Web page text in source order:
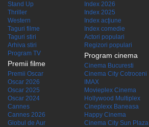
Stand Up
Thriller
Western
Taguri filme
Taguri stiri
Arhiva stiri
Program TV
Premii filme
Premii Oscar
Oscar 2026
Oscar 2025
Oscar 2024
Cannes
Cannes 2026
Globul de Aur
Index 2026
Index 2025
Index acţiune
Index comedie
Actori populari
Regizori populari
Program cinema
Cinema Bucuresti
Cinema City Cotroceni
IMAX
Movieplex Cinema
Hollywood Multiplex
Cineplexx Baneasa
Happy Cinema
Cinema City Sun Plaza